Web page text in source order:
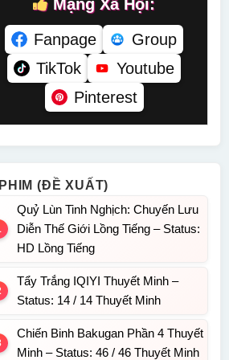
Mạng Xã Hội:
Fanpage
Group
TikTok
Youtube
Pinterest
PHIM (ĐỀ XUẤT)
Quỷ Lùn Tinh Nghịch: Chuyến Lưu
Diễn Thế Giới Lồng Tiếng – Status:
HD Lồng Tiếng
Tẩy Trắng IQIYI Thuyết Minh –
Status: 14 / 14 Thuyết Minh
Chiến Binh Bakugan Phần 4 Thuyết
Minh – Status: 46 / 46 Thuyết Minh